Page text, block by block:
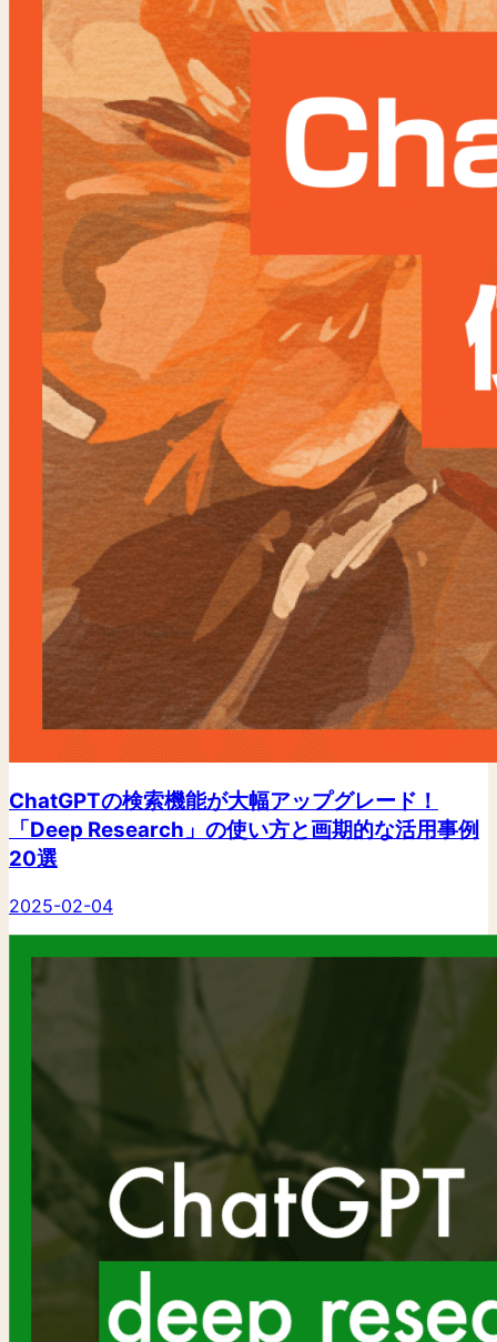
ChatGPTの検索機能が大幅アップグレード！
「Deep Research」の使い方と画期的な活用事例
20選
2025-02-04